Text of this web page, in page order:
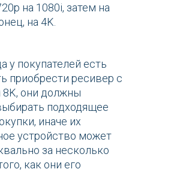
на 1080i, затем на
на 4K.
у покупателей есть
приобрести ресивер с
они должны
подходящее
иначе их
устройство может
за несколько
как они его